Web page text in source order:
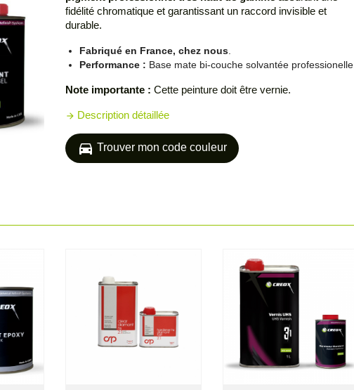
fidélité chromatique et garantissant un raccord invisible et
durable.
Fabriqué en France, chez nous.
Performance : Base mate bi-couche solvantée professionelle.
Note importante : Cette peinture doit être vernie.
arrow_forward Description détaillée
directions_car Trouver mon code couleur